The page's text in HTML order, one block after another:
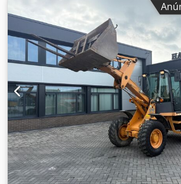
KEY-TEC.